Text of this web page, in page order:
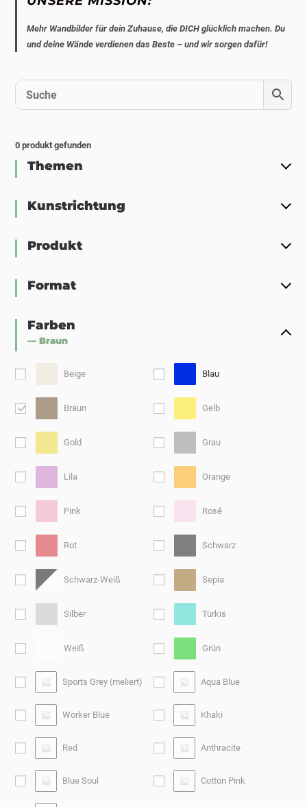
Mehr Wandbilder für dein Zuhause, die DICH glücklich machen. Du
und deine Wände verdienen das Beste – und wir sorgen dafür!
0 produkt gefunden
Themen
Kunstrichtung
Produkt
Format
Farben
— Braun
Beige Blau
Braun Gelb
Gold Grau
Lila Orange
Pink Rosé
Rot Schwarz
Schwarz-Weiß Sepia
Silber Türkis
Weiß Grün
Sports Grey (meliert) Aqua Blue
Worker Blue Khaki
Red Anthracite
Blue Soul Cotton Pink